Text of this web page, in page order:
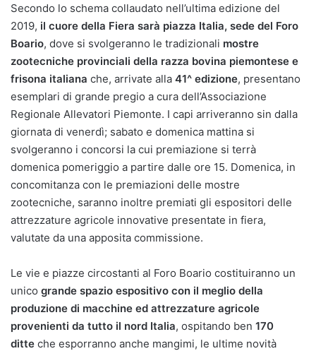
Secondo lo schema collaudato nell’ultima edizione del
2019, il cuore della Fiera sarà piazza Italia, sede del Foro
Boario, dove si svolgeranno le tradizionali mostre
zootecniche provinciali della razza bovina piemontese e
frisona italiana che, arrivate alla 41^ edizione, presentano
esemplari di grande pregio a cura dell’Associazione
Regionale Allevatori Piemonte. I capi arriveranno sin dalla
giornata di venerdì; sabato e domenica mattina si
svolgeranno i concorsi la cui premiazione si terrà
domenica pomeriggio a partire dalle ore 15. Domenica, in
concomitanza con le premiazioni delle mostre
zootecniche, saranno inoltre premiati gli espositori delle
attrezzature agricole innovative presentate in fiera,
valutate da una apposita commissione.
Le vie e piazze circostanti al Foro Boario costituiranno un
unico grande spazio espositivo con il meglio della
produzione di macchine ed attrezzature agricole
provenienti da tutto il nord Italia, ospitando ben 170
ditte che esporranno anche mangimi, le ultime novità